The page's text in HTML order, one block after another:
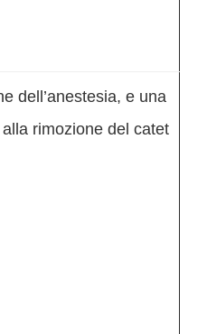
dell’anestesia, e una
rimozione del catet